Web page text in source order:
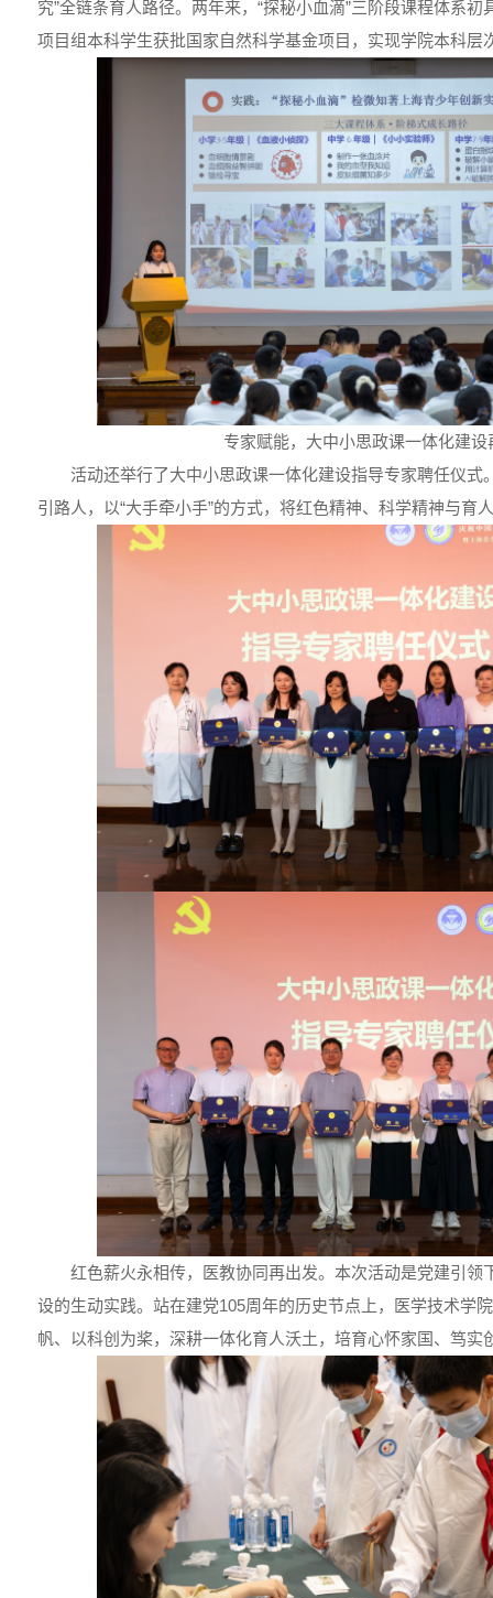
究”全链条育人路径。两年来，“探秘小血滴”三阶段课程体系
项目组本科学生获批国家自然科学基金项目，实现学院本科层
专家赋能，大中小思政课一体化建设
活动还举行了大中小思政课一体化建设指导专家聘任仪式
引路人，以“大手牵小手”的方式，将红色精神、科学精神与育
红色薪火永相传，医教协同再出发。本次活动是党建引领
设的生动实践。站在建党105周年的历史节点上，医学技术学
帆、以科创为桨，深耕一体化育人沃土，培育心怀家国、笃实